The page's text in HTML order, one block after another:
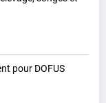
pour DOFUS